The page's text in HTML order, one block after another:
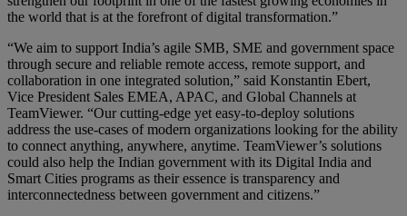
the world that is at the forefront of digital transformation.”
“We aim to support India’s agile SMB, SME and government space
through secure and reliable remote access, remote support, and
collaboration in one integrated solution,” said Konstantin Ebert,
Vice President Sales EMEA, APAC, and Global Channels at
TeamViewer. “Our cutting-edge yet easy-to-deploy solutions
address the use-cases of modern organizations looking for the ability
to connect anything, anywhere, anytime. TeamViewer’s solutions
could also help the Indian government with its Digital India and
Smart Cities programs as their essence is transparency and
interconnectedness between government and citizens.”